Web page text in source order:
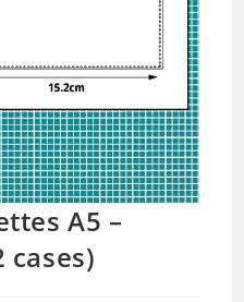
A5 –
cases)